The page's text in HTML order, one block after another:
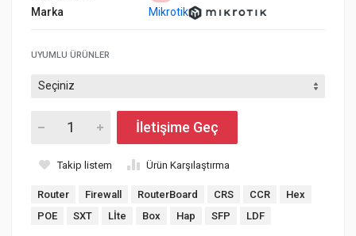
Marka Mikrotik
UYUMLU ÜRÜNLER
İletişime Geç
Takip listem Ürün Karşılaştırma
Router Firewall RouterBoard CRS CCR
Hex
POE
SXT Lİte Box Hap SFP LDF